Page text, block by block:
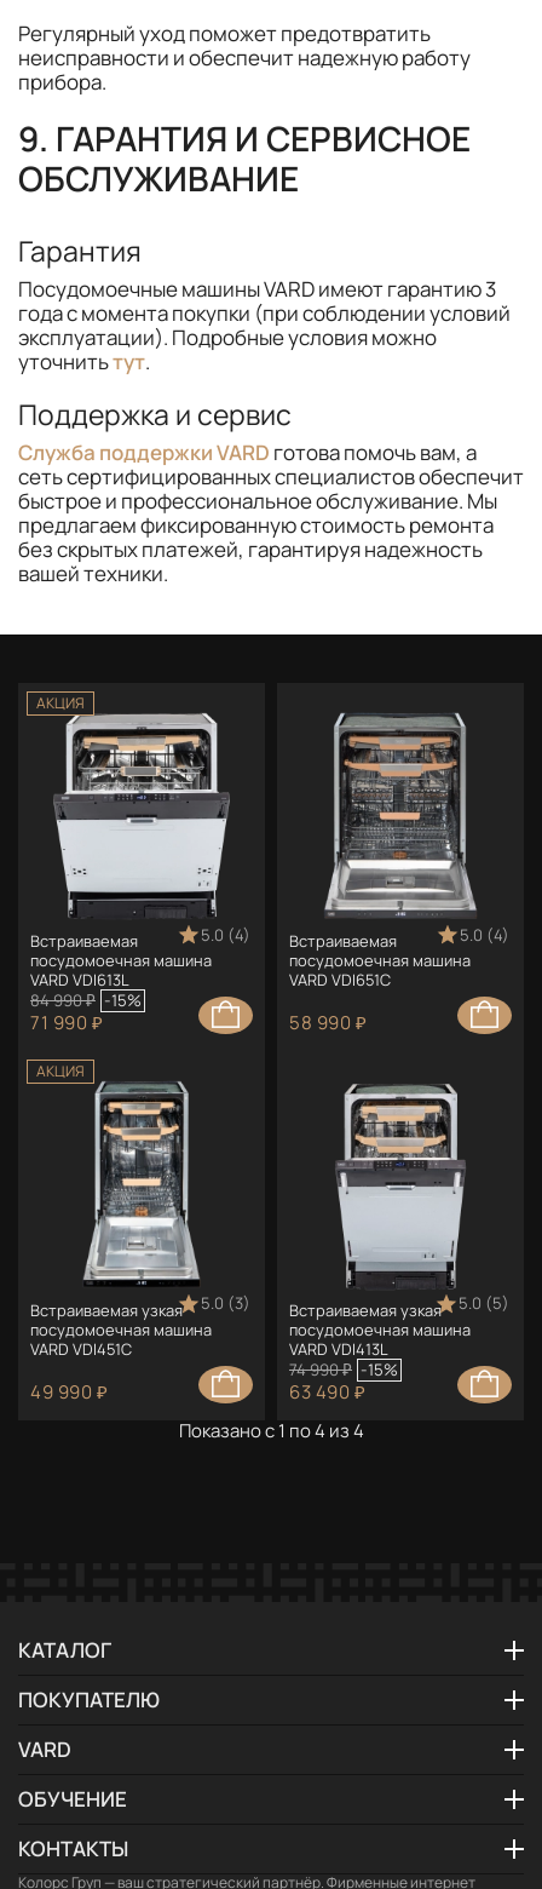
Регулярный уход поможет предотвратить
неисправности и обеспечит надежную работу
прибора.
9. ГАРАНТИЯ И СЕРВИСНОЕ
ОБСЛУЖИВАНИЕ
Гарантия
Посудомоечные машины VARD имеют гарантию 3
года с момента покупки (при соблюдении условий
эксплуатации). Подробные условия можно
уточнитьтут.
Поддержка и сервис
Служба поддержки VARD готова помочь вам, а
сеть сертифицированных специалистов обеспечит
быстрое и профессиональное обслуживание. Мы
предлагаем фиксированную стоимость ремонта
без скрытых платежей, гарантируя надежность
вашей техники.
АКЦИЯ
5.0 (4)
Встраиваемая
посудомоечная машина
VARD VDI613L
84 990 ₽ -15%
71 990 ₽
5.0 (4)
Встраиваемая
посудомоечная машина
VARD VDI651C
58 990 ₽
АКЦИЯ
5.0 (3)
Встраиваемая узкая
посудомоечная машина
VARD VDI451C
49 990 ₽
5.0 (5)
Встраиваемая узкая
посудомоечная машина
VARD VDI413L
74 990 ₽ -15%
63 490 ₽
Показано с 1 по 4 из 4
КАТАЛОГ
ПОКУПАТЕЛЮ
VARD
ОБУЧЕНИЕ
КОНТАКТЫ
Колорс Груп — ваш стратегический партнёр. Фирменные интернет